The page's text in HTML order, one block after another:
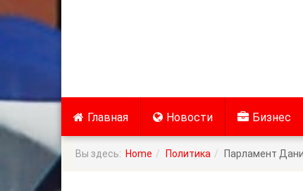
Главная Новости Бизнес
Вы здесь: Home Политика Парламент